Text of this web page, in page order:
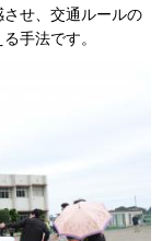
せ、交通ルールの
手法です。